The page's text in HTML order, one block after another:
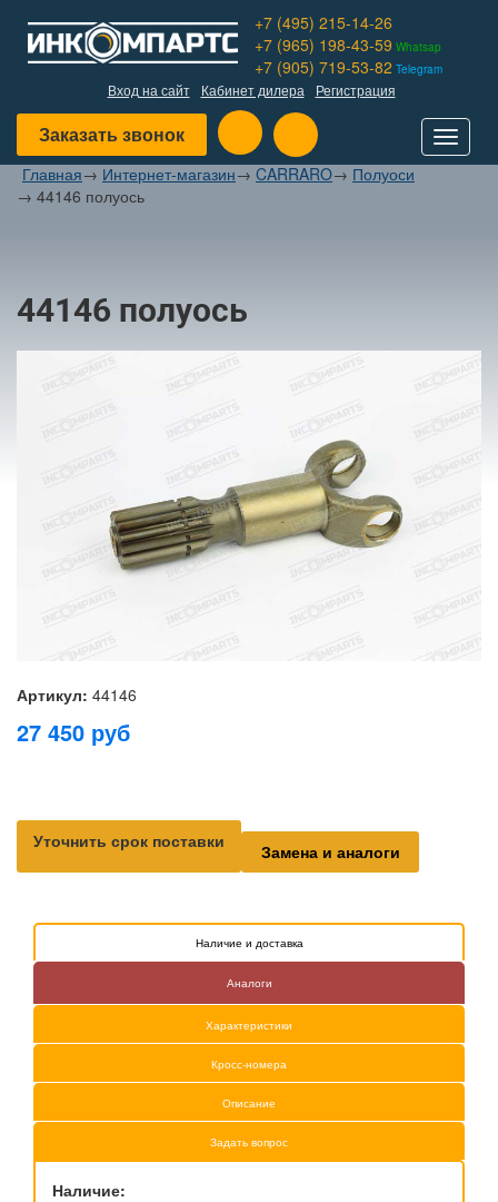
+7 (495) 215-14-26
+7 (965) 198-43-59 Whatsap
+7 (905) 719-53-82 Telegram
Вход на сайт Кабинет дилера Регистрация
Заказать звонок
Toggle
Главная→ Интернет-магазин→ CARRARO→ Полуоси
→ 44146 полуось
44146 полуось
Артикул: 44146
27 450 руб
Уточнить срок поставки Замена и аналоги
Наличие и доставка
Аналоги
Характеристики
Кросс-номера
Описание
Задать вопрос
Наличие: